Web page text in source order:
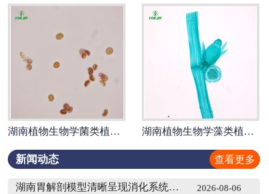
湖南植物生物学菌类植物生物切片 湖南植物生物学藻类植物生物玻片
新闻动态 查看更多
2026-08-06
湖南胃解剖模型清晰呈现消化系统核心消化机制